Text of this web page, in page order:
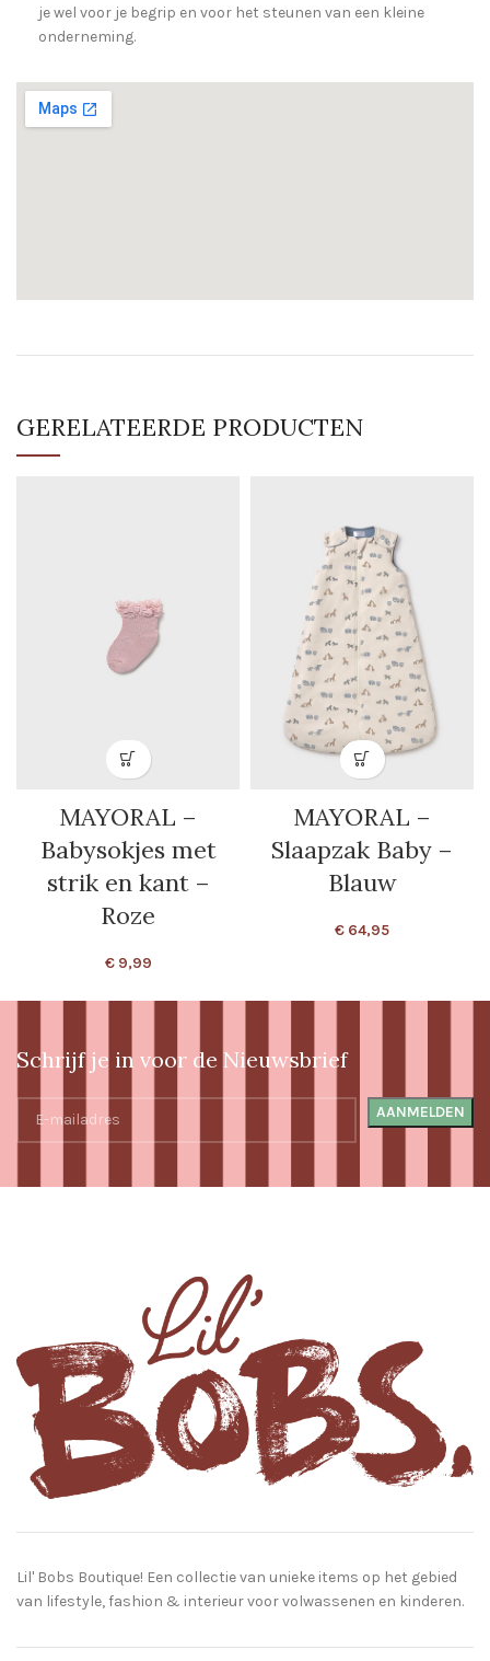
je wel voor je begrip en voor het steunen van een kleine
onderneming.
GERELATEERDE PRODUCTEN
MAYORAL –
Babysokjes met
strik en kant –
Roze
€9,99
MAYORAL –
Slaapzak Baby –
Blauw
€ 64,95
Schrijf je in voor de Nieuwsbrief
Lil' Bobs Boutique! Een collectie van unieke items op het gebied
van lifestyle, fashion & interieur voor volwassenen en kinderen.